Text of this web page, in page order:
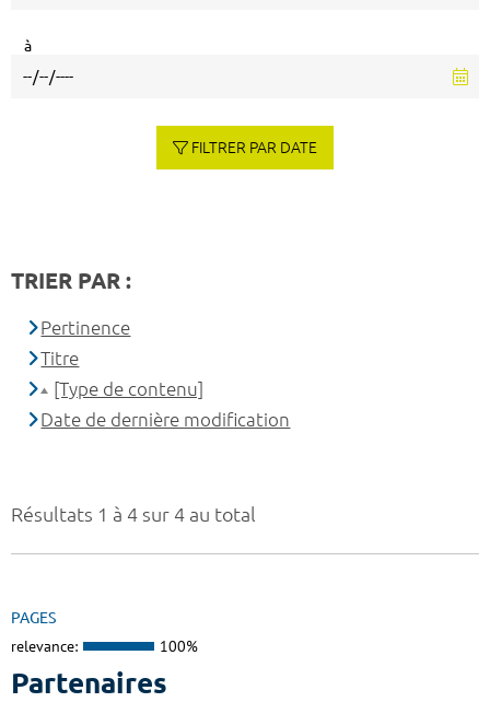
Résultats 1 à 4 sur 4 au total
PAGES
relevance: 100%
Partenaires
à
FILTRER PAR DATE
TRIER PAR :
Pertinence
Titre
[Type de contenu]
Date de dernière modification